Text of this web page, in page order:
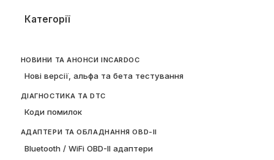
Категорії
НОВИНИ ТА АНОНСИ INCARDOC
Нові версії, альфа та бета тестування
ДІАГНОСТИКА ТА DTC
Коди помилок
АДАПТЕРИ ТА ОБЛАДНАННЯ OBD-II
Bluetooth / WiFi OBD-II адаптери